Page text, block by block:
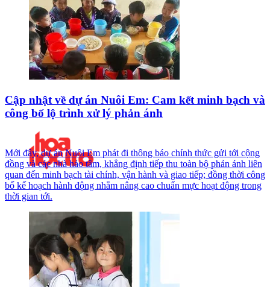
Cập nhật về dự án Nuôi Em: Cam kết minh bạch và
công bố lộ trình xử lý phản ánh
Mới đây, dự án Nuôi Em phát đi thông báo chính thức gửi tới cộng
đồng và các nhà hảo tâm, khẳng định tiếp thu toàn bộ phản ánh liên
quan đến minh bạch tài chính, vận hành và giao tiếp; đồng thời công
bố kế hoạch hành động nhằm nâng cao chuẩn mực hoạt động trong
thời gian tới.